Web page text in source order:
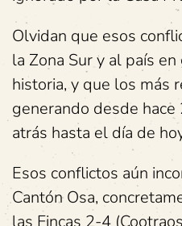
Olvidan que esos
la Zona Sur y al país
historia, y que los más
generando desde
atrás hasta el día de
Esos conflictos aún
Cantón Osa,